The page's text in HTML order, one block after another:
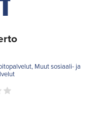
Muut sosiaali- ja